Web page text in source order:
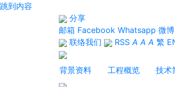
跳到内容
分享
邮箱 Facebook Whatsapp 微博
联络我们
RSS A A A 繁
背景资料 工程概览 技术